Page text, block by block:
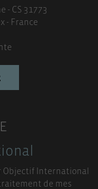
- CS 31773
- France
Objectif International
de mes